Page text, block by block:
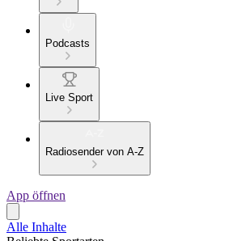
Podcasts
Live Sport
Radiosender von A-Z
App öffnen
Alle Inhalte